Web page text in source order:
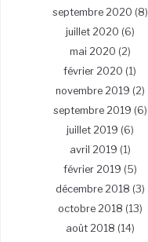
septembre 2020 (8)
juillet 2020 (6)
mai 2020 (2)
février 2020 (1)
novembre 2019 (2)
septembre 2019 (6)
juillet 2019 (6)
avril 2019 (1)
février 2019 (5)
décembre 2018 (3)
octobre 2018 (13)
août 2018 (14)